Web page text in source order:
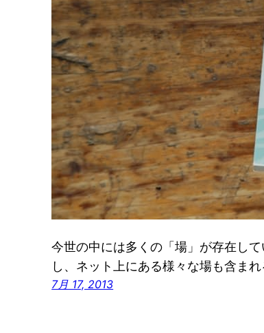
今世の中には多くの「場」が存在し
し、ネット上にある様々な場も含ま
7月 17, 2013